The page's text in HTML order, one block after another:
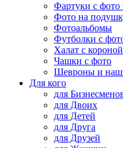
Фартуки с фото
Фото на
Фотоальбомы
Футболки с
Халат с короной
Чашки с фото
Шевроны и
Для кого
для
для Двоих
для Детей
для Друга
для Друзей